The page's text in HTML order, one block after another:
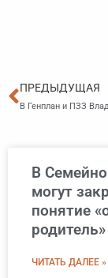
Пред
ПРЕДЫДУЩАЯ
В Генплан и ПЗЗ
В
могут
понятие
родитель»
ЧИТАТЬ ДАЛЕЕ »